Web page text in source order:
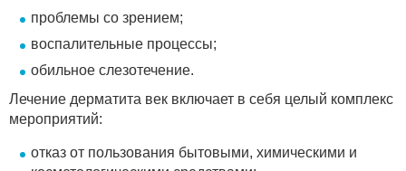
проблемы со зрением;
воспалительные процессы;
обильное слезотечение.
Лечение дерматита век включает в себя целый комплекс
мероприятий:
отказ от пользования бытовыми, химическими и